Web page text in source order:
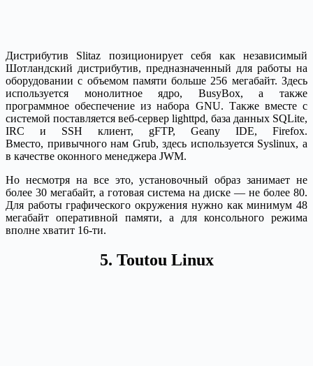
Дистрибутив Slitaz позиционирует себя как независимый
Шотландский дистрибутив, предназначенный для работы на
оборудовании с объемом памяти больше 256 мегабайт. Здесь
используется монолитное ядро, BusyBox, а также
программное обеспечение из набора GNU. Также вместе с
системой поставляется веб-сервер lighttpd, база данных SQLite,
IRC и SSH клиент, gFTP, Geany IDE, Firefox.
Вместо, привычного нам Grub, здесь используется Syslinux, а
в качестве оконного менеджера JWM.
Но несмотря на все это, установочный образ занимает не
более 30 мегабайт, а готовая система на диске — не более 80.
Для работы графического окружения нужно как минимум 48
мегабайт оперативной памяти, а для консольного режима
вполне хватит 16-ти.
5. Toutou Linux